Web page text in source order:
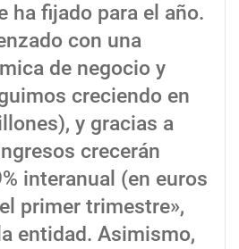
ha fijado para el año.
con una
de negocio y
creciendo en
y gracias a
crecerán
interanual (en euros
primer trimestre»,
entidad. Asimismo,